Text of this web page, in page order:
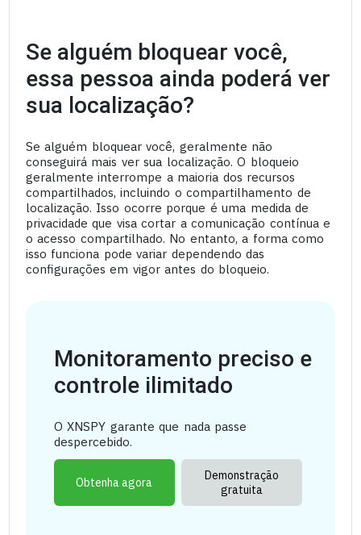
Se alguém bloquear você,
essa pessoa ainda poderá ver
sua localização?
Se alguém bloquear você, geralmente não
conseguirá mais ver sua localização. O bloqueio
geralmente interrompe a maioria dos recursos
compartilhados, incluindo o compartilhamento de
localização. Isso ocorre porque é uma medida de
privacidade que visa cortar a comunicação contínua e
o acesso compartilhado. No entanto, a forma como
isso funciona pode variar dependendo das
configurações em vigor antes do bloqueio.
Monitoramento preciso e
controle ilimitado
O XNSPY garante que nada passe
despercebido.
Obtenha agora
Demonstração
gratuita